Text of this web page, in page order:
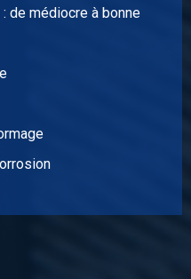
50x10 ca 6 mtr pressée
de médiocre à bonne